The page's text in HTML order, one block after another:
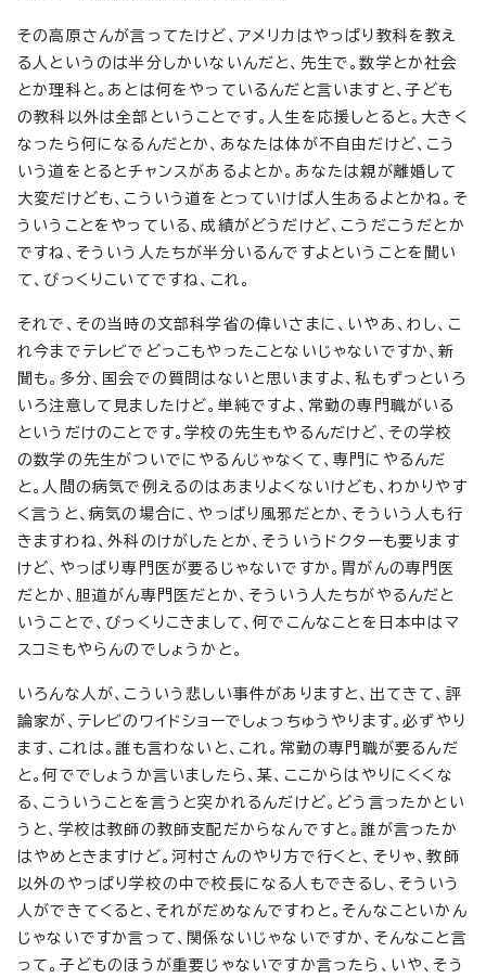
その高原さんが言ってたけど、アメリカはやっぱり教科を教え
る人というのは半分しかいないんだと、先生で。数学とか社会
とか理科と。あとは何をやっているんだと言いますと、子ども
の教科以外は全部ということです。人生を応援しとると。大きく
なったら何になるんだとか、あなたは体が不自由だけど、こう
いう道をとるとチャンスがあるよとか。あなたは親が離婚して
大変だけども、こういう道をとっていけば人生あるよとかね。そ
ういうことをやっている、成績がどうだけど、こうだこうだとか
ですね、そういう人たちが半分いるんですよということを聞い
て、びっくりこいてですね、これ。
それで、その当時の文部科学省の偉いさまに、いやあ、わし、こ
れ今までテレビでどっこもやったことないじゃないですか、新
聞も。多分、国会での質問はないと思いますよ、私もずっといろ
いろ注意して見ましたけど。単純ですよ、常勤の専門職がいる
というだけのことです。学校の先生もやるんだけど、その学校
の数学の先生がついでにやるんじゃなくて、専門にやるんだ
と。人間の病気で例えるのはあまりよくないけども、わかりやす
く言うと、病気の場合に、やっぱり風邪だとか、そういう人も行
きますわね、外科のけがしたとか、そういうドクターも要ります
けど、やっぱり専門医が要るじゃないですか。胃がんの専門医
だとか、胆道がん専門医だとか、そういう人たちがやるんだと
いうことで、びっくりこきまして、何でこんなことを日本中はマ
スコミもやらんのでしょうかと。
いろんな人が、こういう悲しい事件がありますと、出てきて、評
論家が、テレビのワイドショーでしょっちゅうやります。必ずやり
ます、これは。誰も言わないと、これ。常勤の専門職が要るんだ
と。何ででしょうか言いましたら、某、ここからはやりにくくな
る、こういうことを言うと突かれるんだけど。どう言ったかとい
うと、学校は教師の教師支配だからなんですと。誰が言ったか
はやめときますけど。河村さんのやり方で行くと、そりゃ、教師
以外のやっぱり学校の中で校長になる人もできるし、そういう
人ができてくると、それがだめなんですわと。そんなこといかん
じゃないですか言って、関係ないじゃないですか、そんなこと言
って。子どものほうが重要じゃないですか言ったら、いや、そう